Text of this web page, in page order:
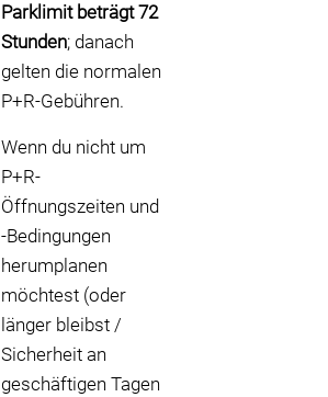
Parklimit beträgt 72
Stunden; danach
gelten die normalen
P+R-Gebühren.
Wenn du nicht um
P+R-
Öffnungszeiten und
-Bedingungen
herumplanen
möchtest (oder
länger bleibst /
Sicherheit an
geschäftigen Tagen